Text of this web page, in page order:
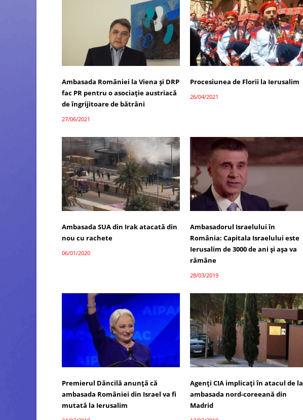
Ambasada României la Viena și DRP
fac PR pentru o asociație austriacă
de îngrijitoare de bătrâni
27/06/2021
Procesiunea de Florii la Ierusalim
26/04/2021
Ambasada SUA din Irak atacată din
nou cu rachete
06/01/2020
Ambasadorul Israelului în
România: Capitala Israelului este
Ierusalim de 3000 de ani şi aşa va
rămâne
28/03/2019
Premierul Dăncilă anunţă că
ambasada României din Israel va fi
mutată la Ierusalim
Agenţi CIA implicaţi în atacul de la
ambasada nord-coreeană din
Madrid